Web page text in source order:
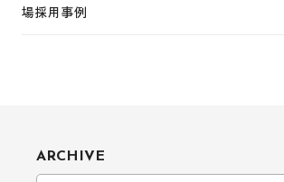
場採用事例
ARCHIVE